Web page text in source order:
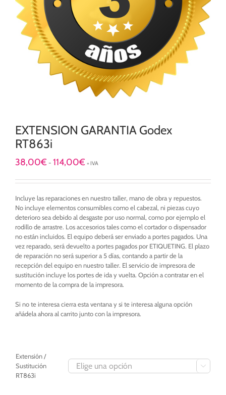
EXTENSION GARANTIA Godex
RT863i
38,00€ - 114,00€Rango
precios:
38,00€
hasta
114,00€
+ IVA
Incluye las reparaciones en nuestro taller, mano de obra y repuestos.
No incluye elementos consumibles como el cabezal, ni piezas cuyo
deterioro sea debido al desgaste por uso normal, como por ejemplo el
rodillo de arrastre. Los accesorios tales como el cortador o dispensador
no están incluidos. El equipo deberá ser enviado a portes pagados. Una
vez reparado, será devuelto a portes pagados por ETIQUETING. El plazo
de reparación no será superior a 5 días, contando a partir de la
recepción del equipo en nuestro taller. El servicio de impresora de
sustitución incluye los portes de ida y vuelta. Opción a contratar en el
momento de la compra de la impresora.
Si no te interesa cierra esta ventana y si te interesa alguna opción
añádela ahora al carrito junto con la impresora.
Extensión /
Sustitución
RT863i
